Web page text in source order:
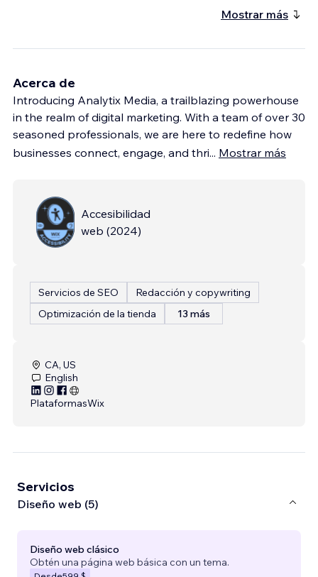
Mostrar más
Acerca de
Introducing Analytix Media, a trailblazing powerhouse
in the realm of digital marketing. With a team of over 30
seasoned professionals, we are here to redefine how
businesses connect, engage, and thri... Mostrar más
Accesibilidad
web (2024)
Servicios de SEO
Redacción y copywriting
Optimización de la tienda
13 más
CA, US
English
PlataformasWix
Servicios
Diseño web (5)
Diseño web clásico
Obtén una página web básica con un tema.